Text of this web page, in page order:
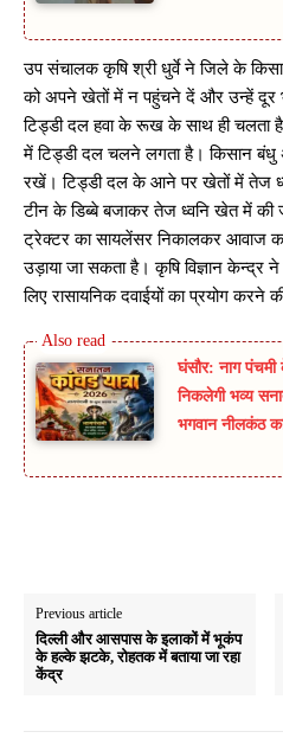
उप संचालक कृषि श्री धुर्वे ने जिले के
को अपने खेतों में न पहुंचने दें और उन्हें दूर
टिड्डी दल हवा के रूख के साथ ही चलता
में टिड्डी दल चलने लगता है। किसान बंधु
रखें। टिड्डी दल के आने पर खेतों में तेज
टीन के डिब्बे बजाकर तेज ध्वनि खेत में
ट्रेक्टर का सायलेंसर निकालकर आवाज
उड़ाया जा सकता है। कृषि विज्ञान
लिए रासायनिक दवाईयों का प्रयोग करने
घंसौर: नाग
निकलेगी भव्य
भगवान नीलकंठ
Previous article
दिल्ली और आसपास के इलाकों में भूकंप
के हल्के झटके, रोहतक में बताया जा रहा
केंद्र